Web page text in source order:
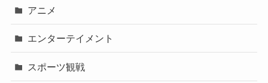
アニメ
エンターテイメント
スポーツ観戦